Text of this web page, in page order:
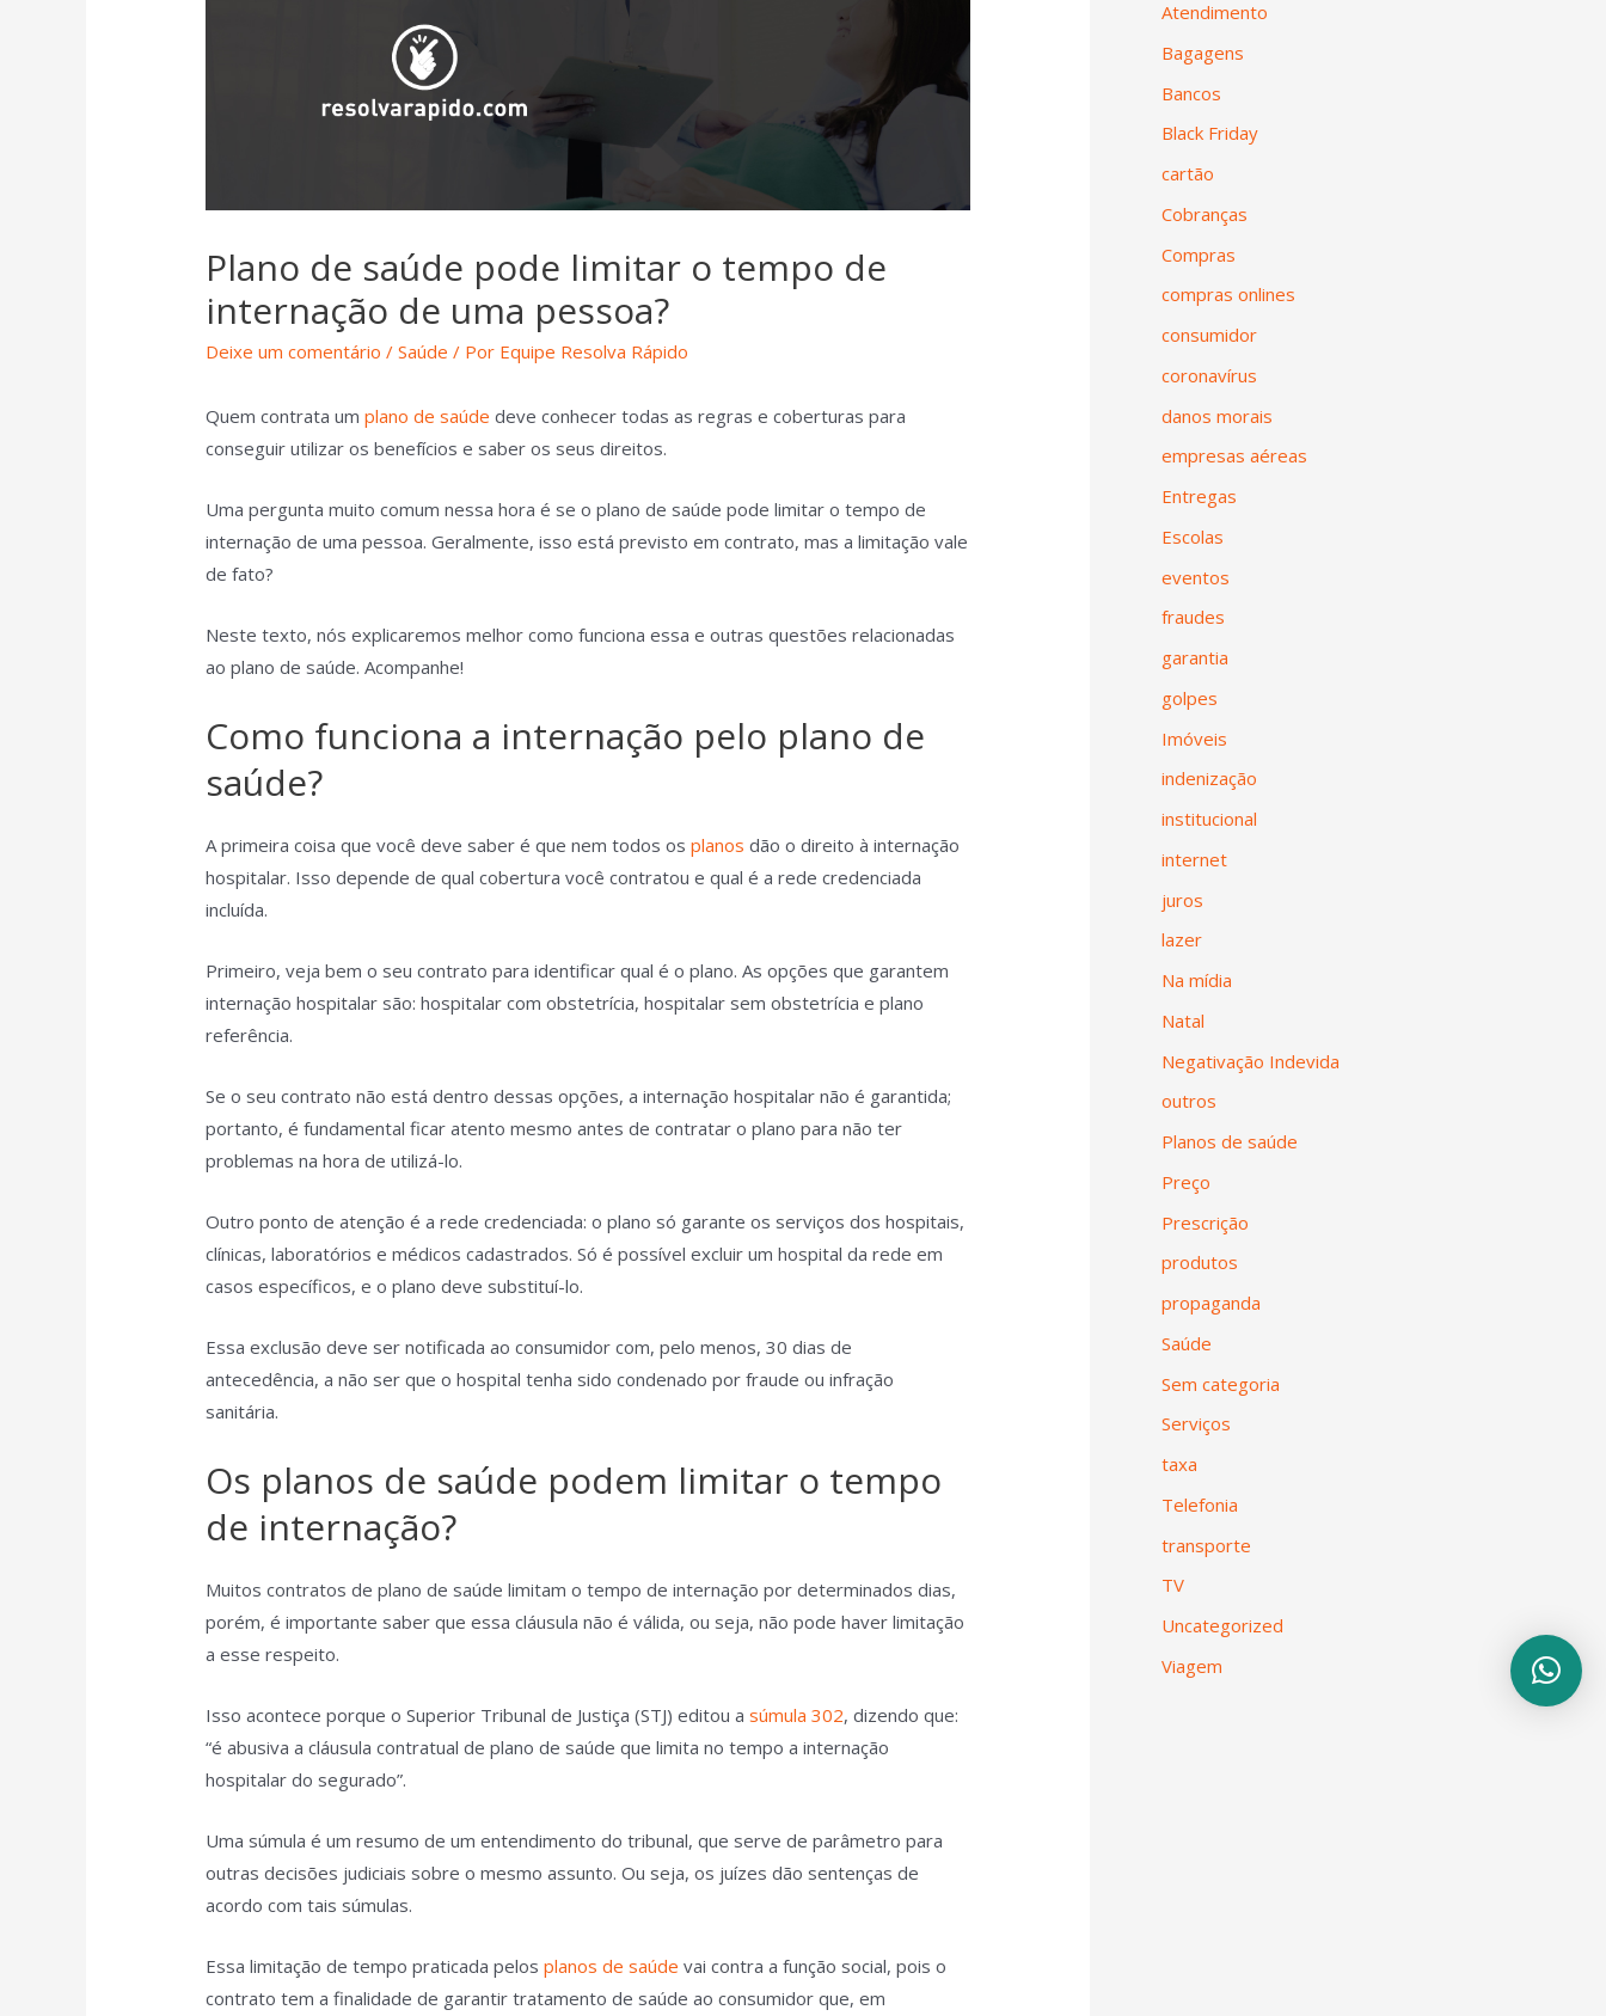
Plano de saúde pode limitar o tempo de
internação de uma pessoa?
Deixe um comentário /Saúde / Por Equipe Resolva Rápido
Quem contrata umplano de saúde deve conhecer todas as regras e coberturas para
conseguir utilizar os benefícios e saber os seus direitos.
Uma pergunta muito comum nessa hora é se o plano de saúde pode limitar o tempo de
internação de uma pessoa. Geralmente, isso está previsto em contrato, mas a limitação vale
de fato?
Neste texto, nós explicaremos melhor como funciona essa e outras questões relacionadas
ao plano de saúde. Acompanhe!
Como funciona a internação pelo plano de
saúde?
A primeira coisa que você deve saber é que nem todos osplanosdão o direito à internação
hospitalar. Isso depende de qual cobertura você contratou e qual é a rede credenciada
incluída.
Primeiro, veja bem o seu contrato para identificar qual é o plano. As opções que garantem
internação hospitalar são: hospitalar com obstetrícia, hospitalar sem obstetrícia e plano
referência.
Se o seu contrato não está dentro dessas opções, a internação hospitalar não é garantida;
portanto, é fundamental ficar atento mesmo antes de contratar o plano para não ter
problemas na hora de utilizá-lo.
Outro ponto de atenção é a rede credenciada: o plano só garante os serviços dos hospitais,
clínicas, laboratórios e médicos cadastrados. Só é possível excluir um hospital da rede em
casos específicos, e o plano deve substituí-lo.
Essa exclusão deve ser notificada ao consumidor com, pelo menos, 30 dias de
antecedência, a não ser que o hospital tenha sido condenado por fraude ou infração
sanitária.
Os planos de saúde podem limitar o tempo
de internação?
Muitos contratos de plano de saúde limitam o tempo de internação por determinados dias,
porém, é importante saber que essa cláusula não é válida, ou seja, não pode haver limitação
a esse respeito.
Isso acontece porque o Superior Tribunal de Justiça (STJ) editou asúmula 302, dizendo que:
“é abusiva a cláusula contratual de plano de saúde que limita no tempo a internação
hospitalar do segurado”.
Uma súmula é um resumo de um entendimento do tribunal, que serve de parâmetro para
outras decisões judiciais sobre o mesmo assunto. Ou seja, os juízes dão sentenças de
acordo com tais súmulas.
Essa limitação de tempo praticada pelosplanos de saúde vai contra a função social, pois o
contrato tem a finalidade de garantir tratamento de saúde ao consumidor que, em
Atendimento
Bagagens
Bancos
Black Friday
cartão
Cobranças
Compras
compras onlines
consumidor
coronavírus
danos morais
empresas aéreas
Entregas
Escolas
eventos
fraudes
garantia
golpes
Imóveis
indenização
institucional
internet
juros
lazer
Na mídia
Natal
Negativação Indevida
outros
Planos de saúde
Preço
Prescrição
produtos
propaganda
Saúde
Sem categoria
Serviços
taxa
Telefonia
transporte
TV
Uncategorized
Viagem